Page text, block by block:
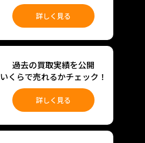
詳しく見る
過去の買取実績を公開
いくらで売れるかチェック！
詳しく見る